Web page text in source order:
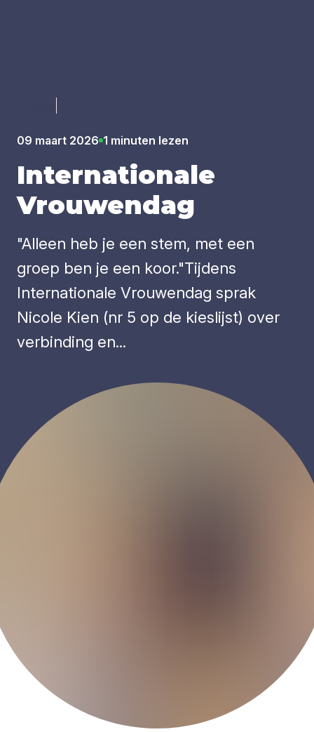
09 maart 2026 1 minuten lezen
Inter­na­ti­o­na­le
Vrou­wen­dag
"Alleen heb je een stem, met een
groep ben je een koor."Tijdens
Internationale Vrouwendag sprak
Nicole Kien (nr 5 op de kieslijst) over
verbinding en...